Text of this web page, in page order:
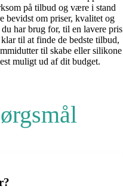
på tilbud og være i stand
bevidst om priser, kvalitet og
har brug for, til en lavere pris
til at finde de bedste tilbud,
til skabe eller silikone
muligt ud af dit budget.